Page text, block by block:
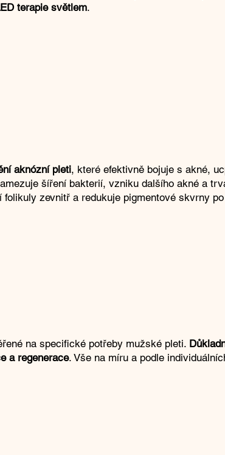
terapie světlem.
aknózní pleti, které efektivně bojuje s akné,
šíření bakterií, vzniku dalšího akné a
zevnitř a redukuje pigmentové skvrny
na specifické potřeby mužské pleti.
a regenerace. Vše na míru a podle